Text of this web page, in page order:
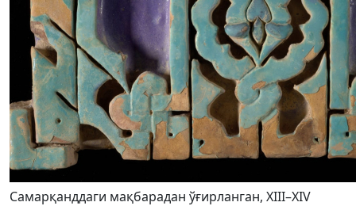
Самарқанддаги мақбарадан ўғирланган, XIII–XIV